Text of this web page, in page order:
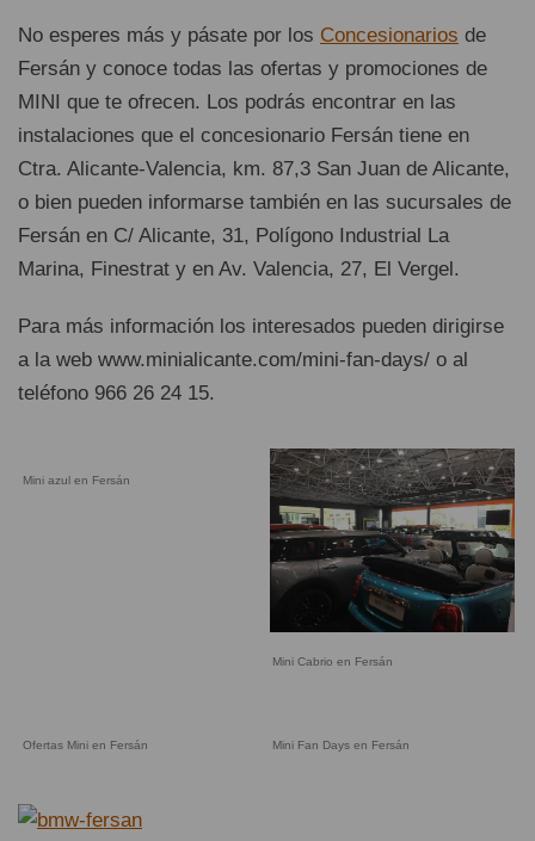
No esperes más y pásate por los Concesionarios de
Fersán y conoce todas las ofertas y promociones de
MINI que te ofrecen. Los podrás encontrar en las
instalaciones que el concesionario Fersán tiene en
Ctra. Alicante-Valencia, km. 87,3 San Juan de Alicante,
o bien pueden informarse también en las sucursales de
Fersán en C/ Alicante, 31, Polígono Industrial La
Marina, Finestrat y en Av. Valencia, 27, El Vergel.
Para más información los interesados pueden dirigirse
a la web www.minialicante.com/mini-fan-days/ o al
teléfono 966 26 24 15.
Mini azul en Fersán
Mini Cabrio en Fersán
Ofertas Mini en Fersán Mini Fan Days en Fersán